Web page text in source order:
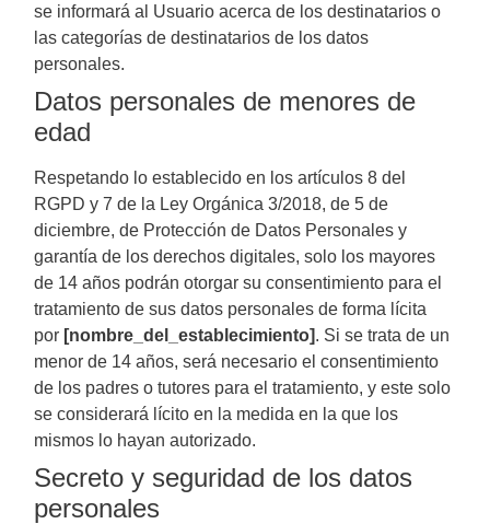
se informará al Usuario acerca de los destinatarios o
las categorías de destinatarios de los datos
personales.
Datos personales de menores de
edad
Respetando lo establecido en los artículos 8 del
RGPD y 7 de la Ley Orgánica 3/2018, de 5 de
diciembre, de Protección de Datos Personales y
garantía de los derechos digitales, solo los mayores
de 14 años podrán otorgar su consentimiento para el
tratamiento de sus datos personales de forma lícita
por [nombre_del_establecimiento]. Si se trata de un
menor de 14 años, será necesario el consentimiento
de los padres o tutores para el tratamiento, y este solo
se considerará lícito en la medida en la que los
mismos lo hayan autorizado.
Secreto y seguridad de los datos
personales